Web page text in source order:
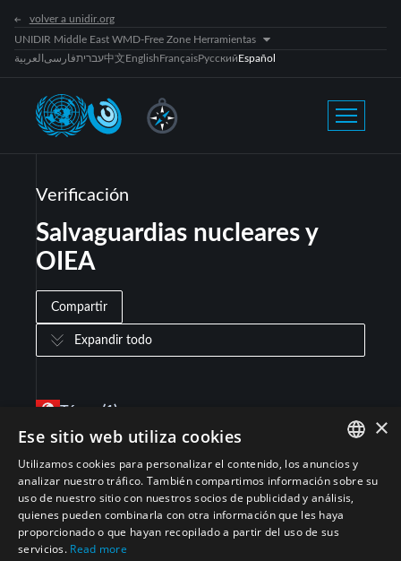
volver a unidir.org
UNIDIR Middle East WMD-Free Zone Herramientas
العربية فارسیעברית中文EnglishFrançaisРусскийEspañol
Verificación
Salvaguardias nucleares y
OIEA
Compartir
Expandir todo
Túnez (1)
Salvaguardias nucleares y OIEA (1)
Kuwait (2)
ENGLISH
ARABIC
PERSIAN
×
Ese sitio web utiliza cookies
Utilizamos cookies para personalizar el contenido, los anuncios y
analizar nuestro tráfico. También compartimos información sobre su
uso de nuestro sitio con nuestros socios de publicidad y análisis,
quienes pueden combinarla con otra información que les haya
proporcionado o que hayan recopilado a partir del uso de sus
servicios. Read more